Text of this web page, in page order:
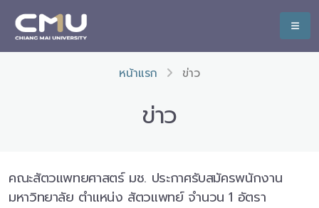
หน้าแรก ข่าว
ข่าว
คณะสัตวแพทยศาสตร์ มช. ประกาศรับสมัครพนักงาน
มหาวิทยาลัย ตำแหน่ง สัตวแพทย์ จำนวน 1 อัตรา